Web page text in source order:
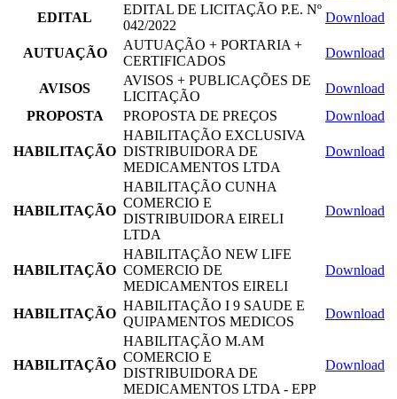
EDITAL
EDITAL DE LICITAÇÃO P.E. Nº
042/2022
Download
AUTUAÇÃO
AUTUAÇÃO + PORTARIA +
CERTIFICADOS
Download
AVISOS
AVISOS + PUBLICAÇÕES DE
LICITAÇÃO
Download
PROPOSTA
PROPOSTA DE PREÇOS Download
HABILITAÇÃO
HABILITAÇÃO EXCLUSIVA
DISTRIBUIDORA DE
MEDICAMENTOS LTDA
Download
HABILITAÇÃO
HABILITAÇÃO CUNHA
COMERCIO E
DISTRIBUIDORA EIRELI
LTDA
Download
HABILITAÇÃO
HABILITAÇÃO NEW LIFE
COMERCIO DE
MEDICAMENTOS EIRELI
Download
HABILITAÇÃO
HABILITAÇÃO I 9 SAUDE E
QUIPAMENTOS MEDICOS
Download
HABILITAÇÃO
HABILITAÇÃO M.AM
COMERCIO E
DISTRIBUIDORA DE
MEDICAMENTOS LTDA - EPP
Download